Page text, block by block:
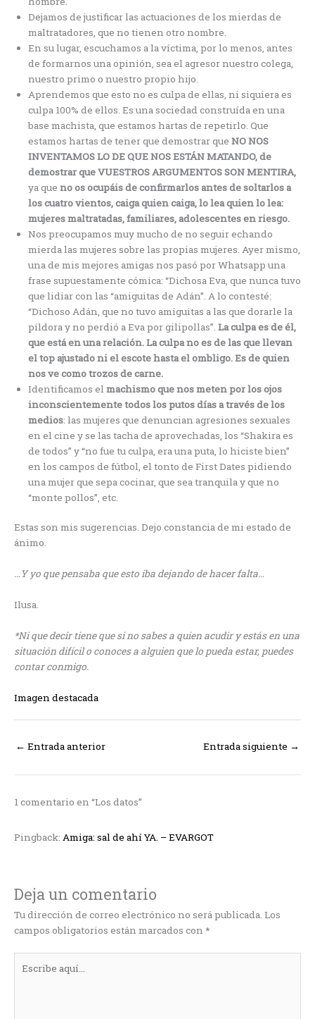
Dejamos de justificar las actuaciones de los mierdas de
maltratadores, que no tienen otro nombre.
En su lugar, escuchamos a la víctima, por lo menos, antes
de formarnos una opinión, sea el agresor nuestro colega,
nuestro primo o nuestro propio hijo.
Aprendemos que esto no es culpa de ellas, ni siquiera es
culpa 100% de ellos. Es una sociedad construída en una
base machista, que estamos hartas de repetirlo. Que
estamos hartas de tener que demostrar que NO NOS
INVENTAMOS LO DE QUE NOS ESTÁN MATANDO, de
demostrar que VUESTROS ARGUMENTOS SON MENTIRA,
ya que no os ocupáis de confirmarlos antes de soltarlos a
los cuatro vientos, caiga quien caiga, lo lea quien lo lea:
mujeres maltratadas, familiares, adolescentes en riesgo.
Nos preocupamos muy mucho de no seguir echando
mierda las mujeres sobre las propias mujeres. Ayer mismo,
una de mis mejores amigas nos pasó por Whatsapp una
frase supuestamente cómica: “Dichosa Eva, que nunca tuvo
que lidiar con las “amiguitas de Adán”. A lo contesté:
“Dichoso Adán, que no tuvo amiguitas a las que dorarle la
píldora y no perdió a Eva por gilipollas”. La culpa es de él,
que está en una relación. La culpa no es de las que llevan
el top ajustado ni el escote hasta el ombligo. Es de quien
nos ve como trozos de carne.
Identificamos el machismo que nos meten por los ojos
inconscientemente todos los putos días a través de los
medios: las mujeres que denuncian agresiones sexuales
en el cine y se las tacha de aprovechadas, los “Shakira es
de todos” y “no fue tu culpa, era una puta, lo hiciste bien”
en los campos de fútbol, el tonto de First Dates pidiendo
una mujer que sepa cocinar, que sea tranquila y que no
“monte pollos”, etc.
Estas son mis sugerencias. Dejo constancia de mi estado de
ánimo.
…Y yo que pensaba que esto iba dejando de hacer falta…
Ilusa.
*Ni que decir tiene que si no sabes a quien acudir y estás en una
situación difícil o conoces a alguien que lo pueda estar, puedes
contar conmigo.
Imagen destacada
← Entrada anterior Entrada siguiente →
1 comentario en “Los datos”
Pingback: Amiga: sal de ahí YA. – EVARGOT
Deja un comentario
Tu dirección de correo electrónico no será publicada. Los
campos obligatorios están marcados con *
aquí...